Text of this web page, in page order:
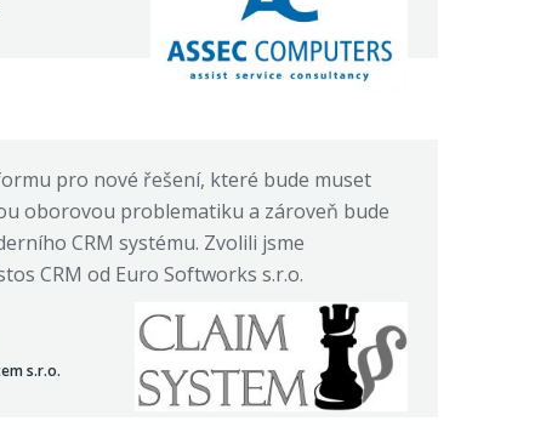
pro nové řešení, které bude muset
oborovou problematiku a zároveň bude
CRM systému. Zvolili jsme
CRM od Euro Softworks s.r.o.
s.r.o.